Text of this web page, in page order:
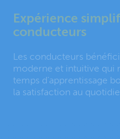
Expérience
conducteurs
Les conducteurs
moderne et intuitive qui
temps d’apprentissage
la satisfaction au